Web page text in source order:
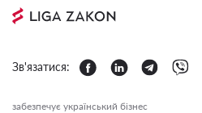
Зв'язатися:
забезпечує український бізнес